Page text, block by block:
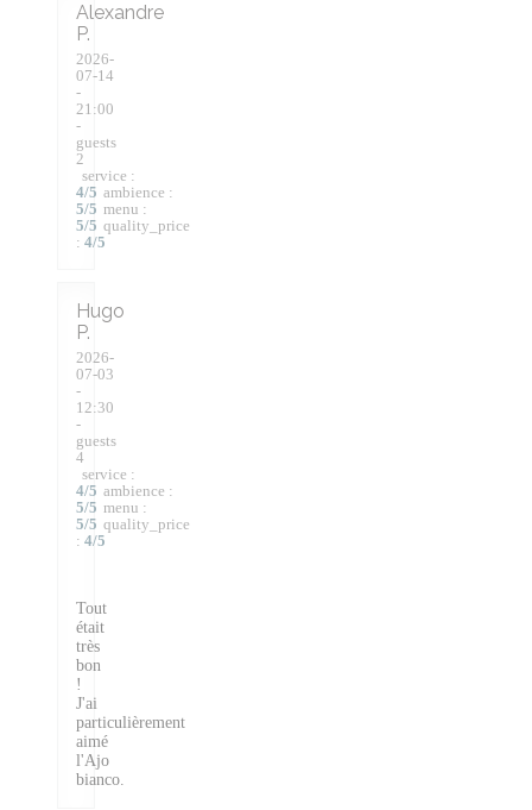
Alexandre
P
2026-
07-14
-
21:00
-
guests
2
service :
4/5 ambience :
5/5 menu :
5/5 quality_price
: 4/5
Hugo
P
2026-
07-03
-
12:30
-
guests
4
service :
4/5 ambience :
5/5 menu :
5/5 quality_price
: 4/5
Tout
était
très
bon
!
J'ai
particulièrement
aimé
l'Ajo
bianco.